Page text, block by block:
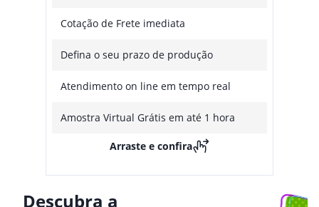
Cotação de Frete imediata
Defina o seu prazo de produção
Atendimento on line em tempo real
Amostra Virtual Grátis em até 1 hora
Arraste e confira
Descubra a